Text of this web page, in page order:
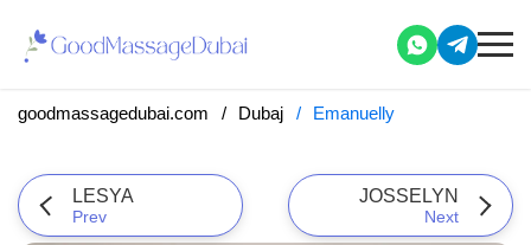
goodmassagedubai.com Dubaj Emanuelly
LESYA
Prev
JOSSELYN
Next